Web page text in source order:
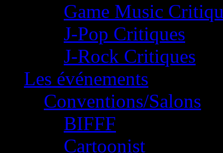
Game Music
J-Pop Critiques
J-Rock Critiques
Les événements
Conventions/Salons
BIFFF
Cartoonist